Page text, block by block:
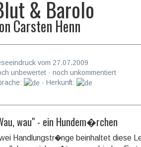
& Barolo
Carsten Henn
vom 27.07.2009
unbewertet · noch unkommentiert
· Herkunft:
wau" - ein Hundem�rchen
Handlungstr�nge beinhaltet diese